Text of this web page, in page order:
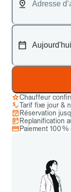
Chauffeur
Tarif fixe jour &
Réservation
Replanification
Paiement 100 %